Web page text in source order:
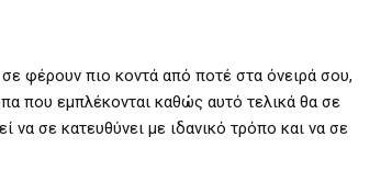
φέρουν πιο κοντά από ποτέ στα όνειρά σου,
που εμπλέκονται καθώς αυτό τελικά θα σε
σε κατευθύνει με ιδανικό τρόπο και να σε